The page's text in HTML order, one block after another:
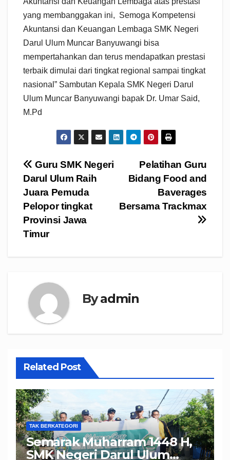
yang membanggakan ini, Semoga Kompetensi
Akuntansi dan Keuangan Lembaga SMK Negeri
Darul Ulum Muncar Banyuwangi bisa
mempertahankan dan terus mendapatkan prestasi
terbaik dimulai dari tingkat regional sampai tingkat
nasional” Sambutan Kepala SMK Negeri Darul
Ulum Muncar Banyuwangi bapak Dr. Umar Said,
M.Pd
Navigasi
pos
Pelatihan Guru
Bidang Food and
Baverages
Bersama Trackmax
Guru SMK Negeri
Darul Ulum Raih
Juara Pemuda
Pelopor tingkat
Provinsi Jawa
Timur
Byadmin
Related Post
TAK BERKATEGORI
Semarak Muharram 1448 H,
SMK Negeri Darul Ulum